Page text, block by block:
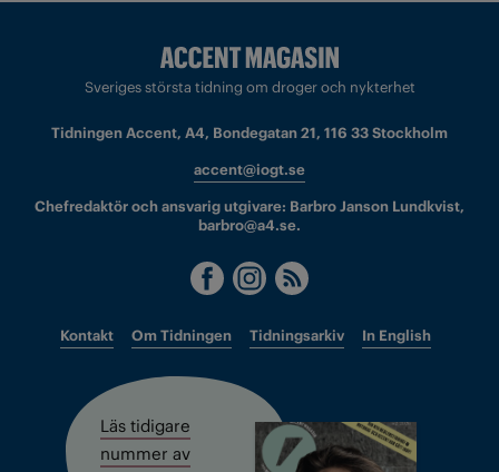
Sveriges största tidning om droger och nykterhet
Tidningen Accent, A4, Bondegatan 21, 116 33 Stockholm
accent@iogt.se
Chefredaktör och ansvarig utgivare: Barbro Janson Lundkvist,
barbro@a4.se.
Kontakt Om Tidningen Tidningsarkiv In English
Läs tidigare
nummer av